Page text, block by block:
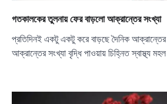
গতকালকের তুলনায় ফের বাড়লো আক্রান্তের সংখ্যা
প্রতিদিনই একটু একটু করে বাড়ছে দৈনিক
আক্রান্তের সংখ্যা বৃদ্ধি পাওয়ায় চিহ্নিত স্বাস্থ্য